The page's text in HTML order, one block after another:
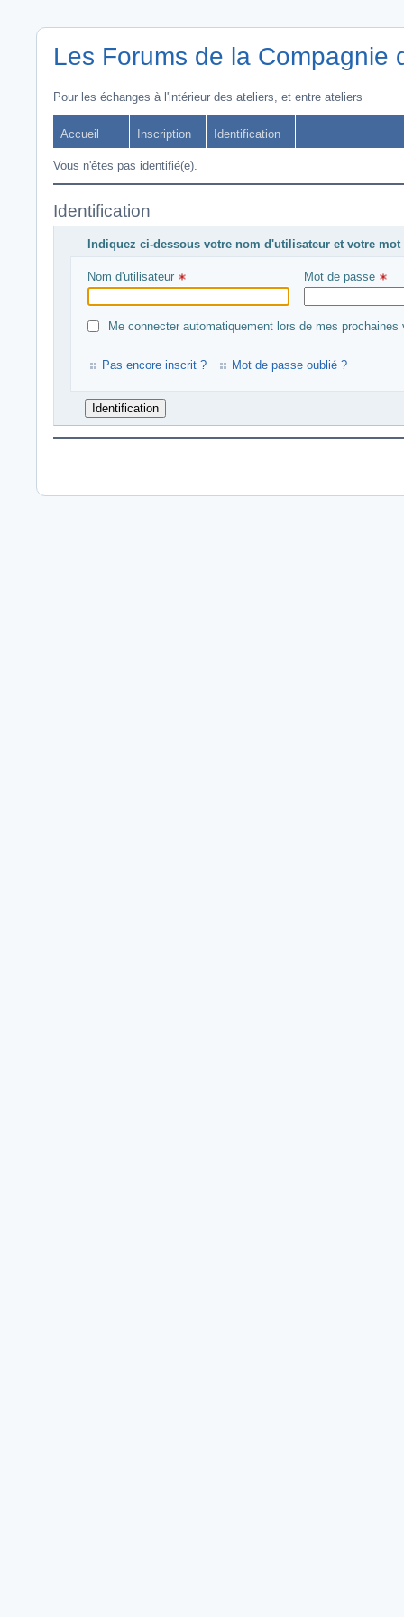
Les Forums de la Compagnie
Pour les échanges à l'intérieur des ateliers, et entre ateliers
Accueil Inscription Identification
Vous n'êtes pas identifié(e).
Identification
Indiquez ci-dessous votre nom d'utilisateur et votre mot
Nom d'utilisateur Mot de passe
Me connecter automatiquement lors de mes prochaines
Pas encore inscrit ? Mot de passe oublié ?